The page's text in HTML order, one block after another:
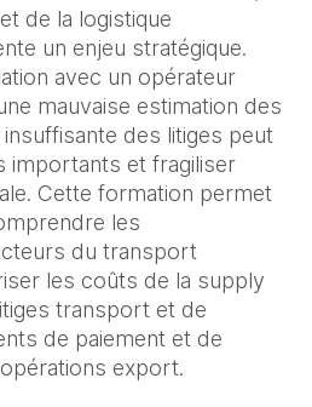
de la logistique
un enjeu stratégique.
avec un opérateur
mauvaise estimation des
des litiges peut
importants et fragiliser
Cette formation permet
les
du transport
les coûts de la supply
transport et de
de paiement et de
export.